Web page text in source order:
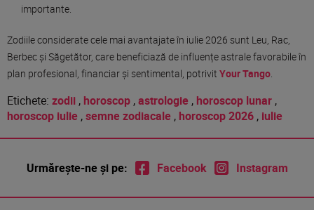
importante.
Zodiile considerate cele mai avantajate în iulie 2026 sunt Leu, Rac,
Berbec și Săgetător, care beneficiază de influențe astrale favorabile în
plan profesional, financiar și sentimental, potrivit Your Tango.
Etichete: zodii, horoscop,astrologie, horoscop lunar,
horoscop iulie,semne zodiacale, horoscop 2026, iulie
Urmărește-ne și pe: Facebook Instagram